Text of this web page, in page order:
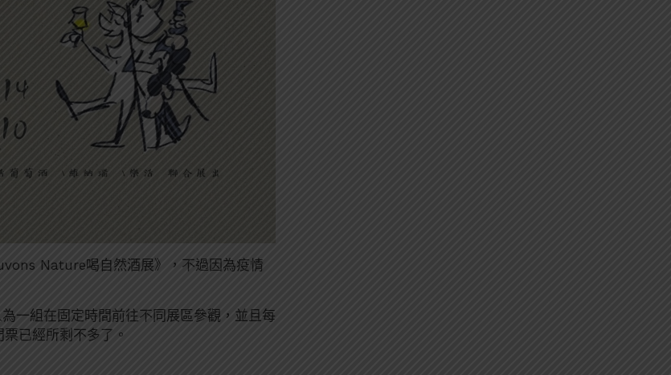
Nature喝自然酒展》，不過因為疫情
一組在固定時間前往不同展區參觀，並且每
已經所剩不多了。